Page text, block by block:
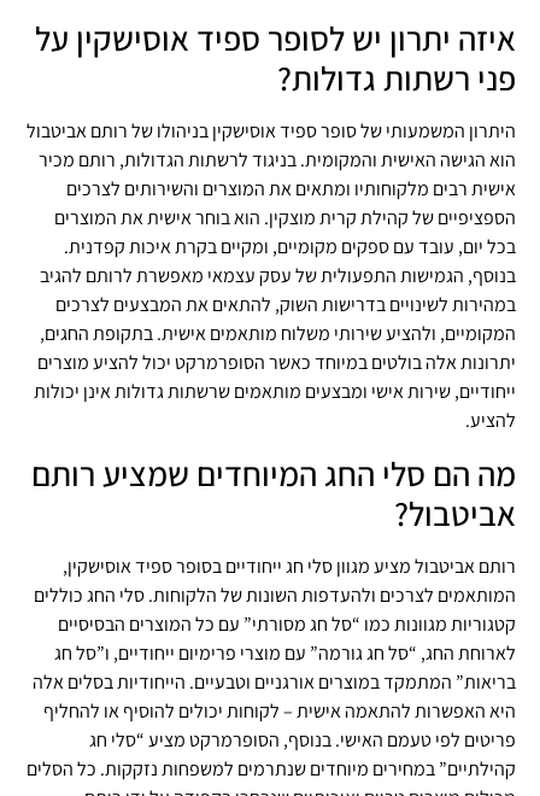
איזה יתרון יש לסופר ספיד אוסישקין על
פני רשתות גדולות?
היתרון המשמעותי של סופר ספיד אוסישקין בניהולו של רותם אביטבול
הוא הגישה האישית והמקומית. בניגוד לרשתות הגדולות, רותם מכיר
אישית רבים מלקוחותיו ומתאים את המוצרים והשירותים לצרכים
הספציפיים של קהילת קרית מוצקין. הוא בוחר אישית את המוצרים
בכל יום, עובד עם ספקים מקומיים, ומקיים בקרת איכות קפדנית.
בנוסף, הגמישות התפעולית של עסק עצמאי מאפשרת לרותם להגיב
במהירות לשינויים בדרישות השוק, להתאים את המבצעים לצרכים
המקומיים, ולהציע שירותי משלוח מותאמים אישית. בתקופת החגים,
יתרונות אלה בולטים במיוחד כאשר הסופרמרקט יכול להציע מוצרים
ייחודיים, שירות אישי ומבצעים מותאמים שרשתות גדולות אינן יכולות
להציע.
מה הם סלי החג המיוחדים שמציע רותם
אביטבול?
רותם אביטבול מציע מגוון סלי חג ייחודיים בסופר ספיד אוסישקין,
המותאמים לצרכים ולהעדפות השונות של הלקוחות. סלי החג כוללים
קטגוריות מגוונות כמו “סל חג מסורתי” עם כל המוצרים הבסיסיים
לארוחת החג, “סל חג גורמה” עם מוצרי פרימיום ייחודיים, ו”סל חג
בריאות” המתמקד במוצרים אורגניים וטבעיים. הייחודיות בסלים אלה
היא האפשרות להתאמה אישית – לקוחות יכולים להוסיף או להחליף
פריטים לפי טעמם האישי. בנוסף, הסופרמרקט מציע “סלי חג
קהילתיים” במחירים מיוחדים שנתרמים למשפחות נזקקות. כל הסלים